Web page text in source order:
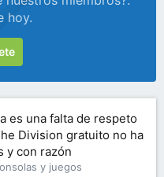
hoy.
es una falta de respeto
Division gratuito no ha
y con razón
y juegos